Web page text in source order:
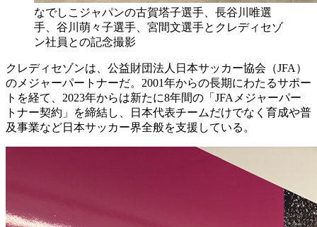
なでしこジャパンの古賀塔子選手、長谷川唯選
手、谷川萌々子選手、宮間文選手とクレディセゾ
ン社員との記念撮影
クレディセゾンは、公益財団法人日本サッカー協会（JFA）
のメジャーパートナーだ。2001年からの長期にわたるサポー
トを経て、2023年からは新たに8年間の「JFAメジャーパー
トナー契約」を締結し、日本代表チームだけでなく育成や普
及事業など日本サッカー界全般を支援している。